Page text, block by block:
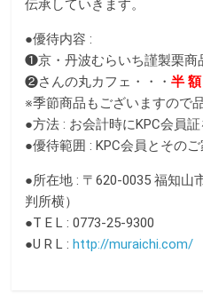
o
o
k
e
伝承していきます。
●優待内容 :
❶京・丹波むらいち謹製栗商
❷さんの丸カフェ・・・半 額
※季節商品もございますので
●方法 : お会計時にKPC会員
●優待範囲 : KPC会員とその
●所在地 : 〒620-0035 福知山
判所横）
●T E L : 0773-25-9300
●U R L :http://muraichi.com/